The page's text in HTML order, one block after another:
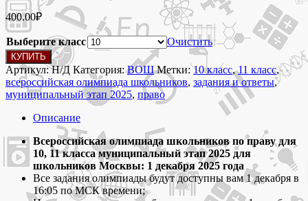
400.00₽
Выберите класс
Очистить
Количество
товара
1
декабря
2025
Задания
ответы
для
всероссийской
олимпиады
школьников
КУПИТЬ
Артикул:Н/Д Категория:ВОШ Метки:10 класс,11 класс,
всероссийская олимпиада школьников, задания и ответы,
муниципальный этап 2025, право
Описание
Всероссийская олимпиада школьников по праву для
10, 11 класса муниципальный этап 2025 для
школьников Москвы: 1 декабря 2025 года
Все задания олимпиады будут доступны вам 1 декабря в
16:05 по МСК времени;